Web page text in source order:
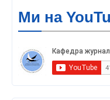
Ми на